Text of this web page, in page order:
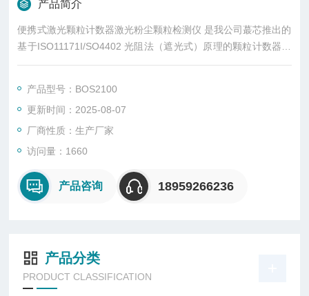
产品简介
便携式激光颗粒计数器激光粉尘颗粒检测仪 是我公司蕞芯推出的
基于ISO11171I/SO4402 光阻法（遮光式）原理的颗粒计数器。
光阻法具有检测速度快，抗干扰性强，精度高，重复性好等优
实现进样速度恒定和进样体积经确控制，是油液污染度测定的手
选产品。干湿法喷雾粒径分布检测试
产品型号：BOS2100
更新时间：2025-08-07
厂商性质：生产厂家
访问量：1660
产品咨询 18959266236
产品分类
PRODUCT CLASSIFICATION